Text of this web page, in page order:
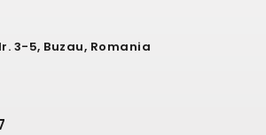
3-5, Buzau, Romania